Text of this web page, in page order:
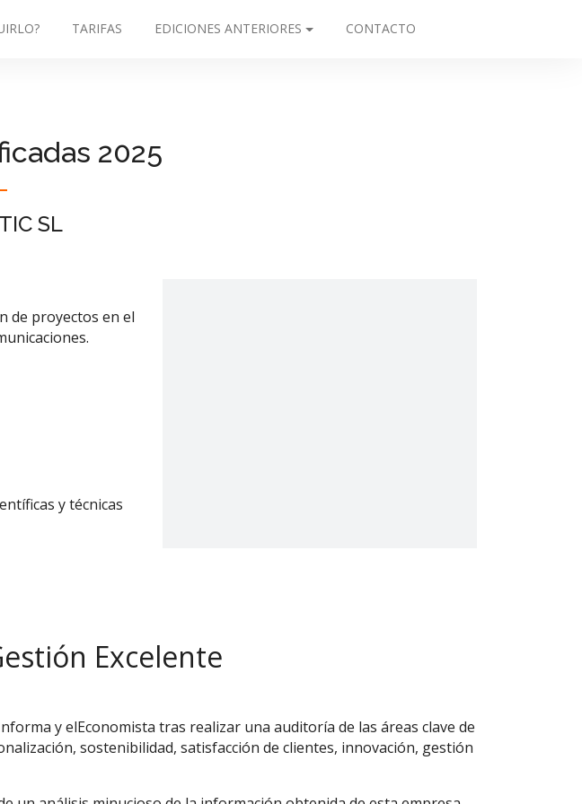
TARIFAS EDICIONES ANTERIORES CONTACTO
2025
SL
de proyectos en el
y técnicas
Excelente
y elEconomista tras realizar una auditoría de las áreas clave de
sostenibilidad, satisfacción de clientes, innovación, gestión